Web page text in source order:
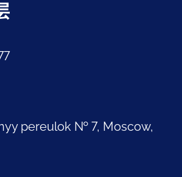
pereulok № 7, Moscow,